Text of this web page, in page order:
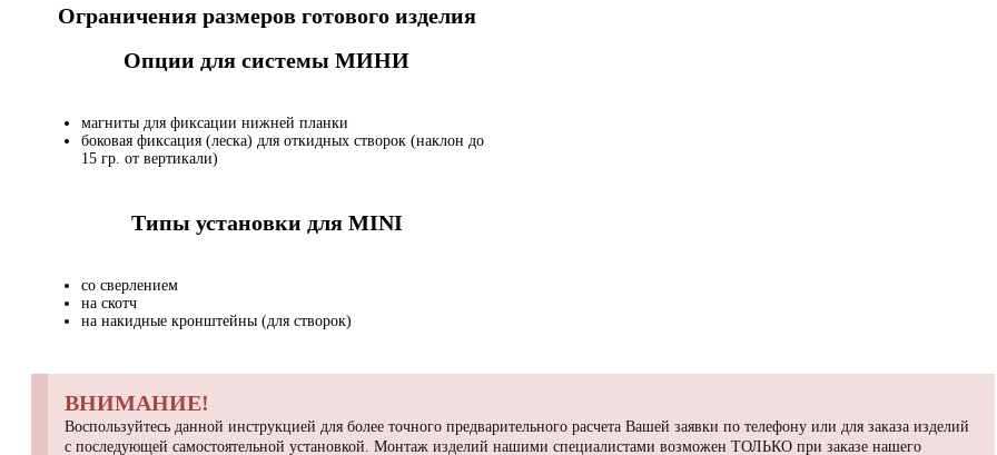
Ограничения размеров готового изделия
Опции для системы МИНИ
магниты для фиксации нижней планки
боковая фиксация (леска) для откидных створок (наклон до
15 гр. от вертикали)
Типы установки для MINI
со сверлением
на скотч
на накидные кронштейны (для створок)
ВНИМАНИЕ!
Воспользуйтесь данной инструкцией для более точного предварительного расчета Вашей заявки по телефону или для заказа изделий
с последующей самостоятельной установкой. Монтаж изделий нашими специалистами возможен ТОЛЬКО при заказе нашего